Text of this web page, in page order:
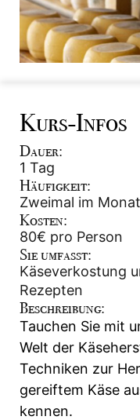
Kurs-Infos
Dauer:
1 Tag
Häufigkeit:
Zweimal im Monat
Kosten:
80€ pro Person
Sie umfasst:
Käseverkostung
Rezepten
Beschreibung:
Tauchen Sie mit
Welt der
Techniken zur
gereiftem Käse
kennen.